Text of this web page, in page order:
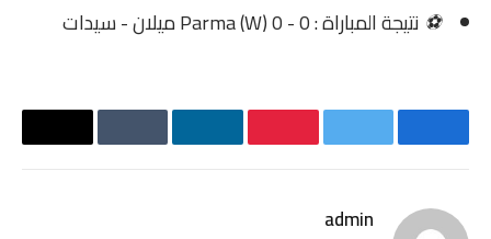
⚽ نتيجة المباراة : Parma (W) 0 - 0 ميلان - سيدات
فيسبوك تويتر بينتيريستلينكدإن Tumblr البريد
admin